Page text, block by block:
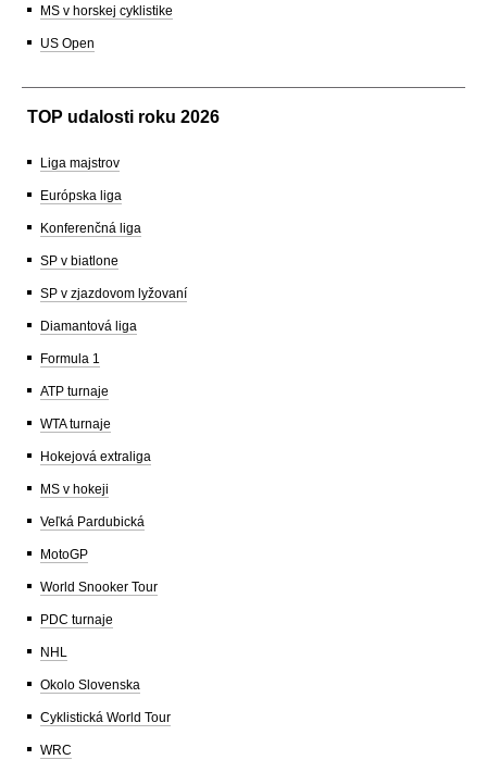
MS v horskej cyklistike
US Open
TOP udalosti roku 2026
Liga majstrov
Európska liga
Konferenčná liga
SP v biatlone
SP v zjazdovom lyžovaní
Diamantová liga
Formula 1
ATP turnaje
WTA turnaje
Hokejová extraliga
MS v hokeji
Veľká Pardubická
MotoGP
World Snooker Tour
PDC turnaje
NHL
Okolo Slovenska
Cyklistická World Tour
WRC